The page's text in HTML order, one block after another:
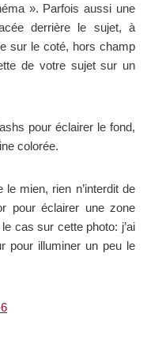
». Parfois aussi une
derrière le sujet, à
sur le coté, hors champ
de votre sujet sur un
pour éclairer le fond,
colorée.
mien, rien n’interdit de
pour éclairer une zone
cas sur cette photo: j’ai
pour illuminer un peu le